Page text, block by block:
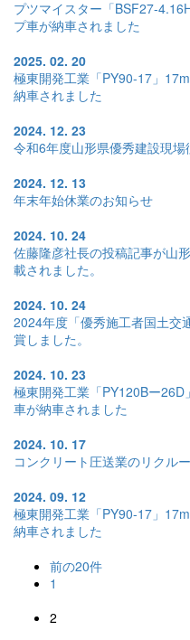
プツマイスター「BSF27-
プ車が納車されました
2025. 02. 20
極東開発工業「PY90-17」
納車されました
2024. 12. 23
令和6年度山形県優秀建設現
2024. 12. 13
年末年始休業のお知らせ
2024. 10. 24
佐藤隆彦社長の投稿記事が山
載されました。
2024. 10. 24
2024年度「優秀施工者国土交
賞しました。
2024. 10. 23
極東開発工業「PY120Bー
車が納車されました
2024. 10. 17
コンクリート圧送業のリクル
2024. 09. 12
極東開発工業「PY90-17」
納車されました
前の20件
1
2